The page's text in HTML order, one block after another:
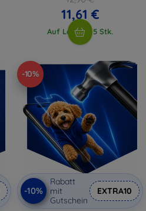
11,61 €
Auf Lager > 5 Stk.
-10%
-10%
Rabatt
mit
Gutschein
EXTRA10